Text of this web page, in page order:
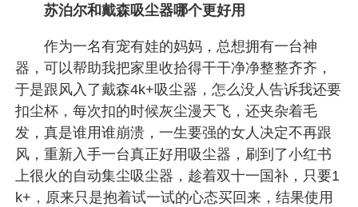
苏泊尔和戴森吸尘器哪个更好用
作为一名有宠有娃的妈妈，总想拥有一台神
器，可以帮助我把家里收拾得干干净净整整齐齐，
于是跟风入了戴森4k+吸尘器，怎么没人告诉我还要
扣尘杯，每次扣的时候灰尘漫天飞，还夹杂着毛
发，真是谁用谁崩溃，一生要强的女人决定不再跟
风，重新入手一台真正好用吸尘器，刷到了小红书
上很火的自动集尘吸尘器，趁着双十一国补，只要1
k+，原来只是抱着试一试的心态买回来，结果使用